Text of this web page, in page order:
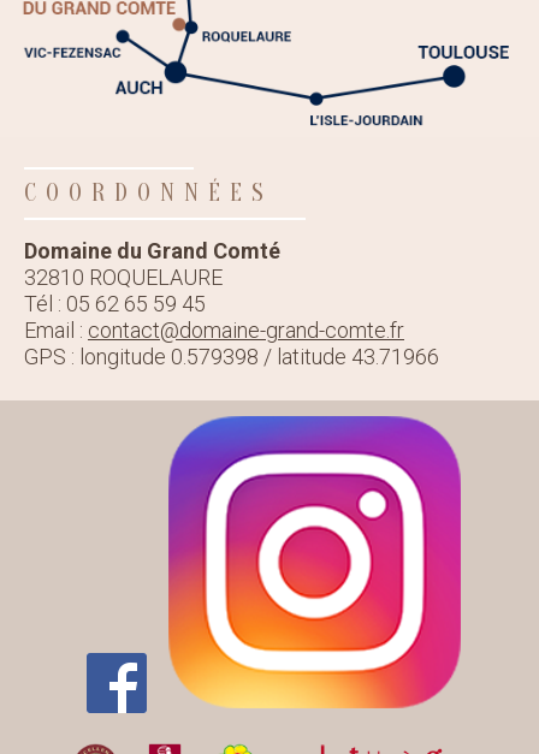
COORDONNÉES
Domaine du Grand Comté
32810 ROQUELAURE
Tél : 05 62 65 59 45
Email : contact@domaine-grand-comte.fr
GPS : longitude 0.579398 / latitude 43.71966